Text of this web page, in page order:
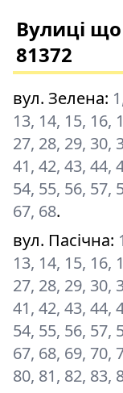
Вулиці
81372
вул. Зелена:
13, 14, 15, 16,
27, 28, 29, 30,
41, 42, 43, 44,
54, 55, 56, 57,
67, 68.
вул. Пасічна:
13, 14, 15, 16,
27, 28, 29, 30,
41, 42, 43, 44,
54, 55, 56, 57,
67, 68, 69, 70,
80, 81, 82, 83,